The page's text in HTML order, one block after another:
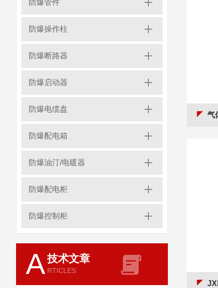
防爆管件
防爆操作柱
防爆断路器
防爆启动器
防爆电缆盘
防爆配电箱
防爆油汀/电暖器
防爆配电柜
防爆控制柜
A技术文章
RTICLES
气